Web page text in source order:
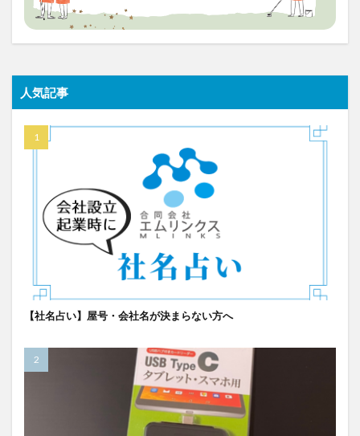
人気記事
【社名占い】屋号・会社名が決まらない方へ